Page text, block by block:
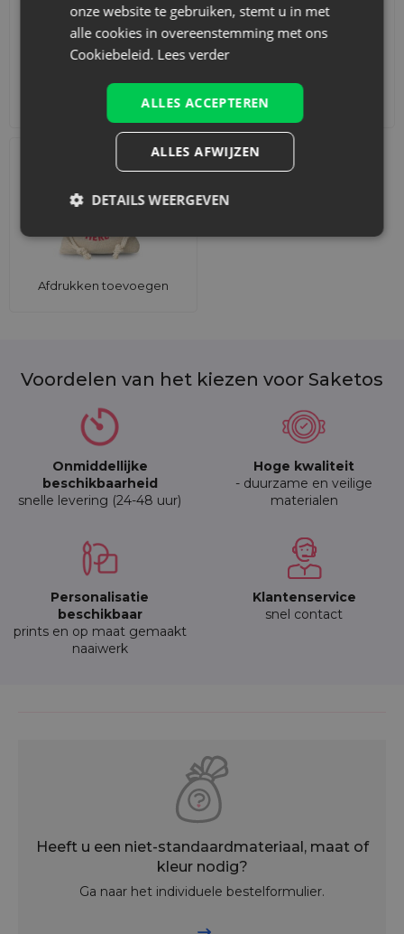
Accessoires en decoraties
Afdrukken toevoegen
Voordelen van het kiezen voor Saketos
Onmiddellijke
beschikbaarheid
snelle levering (24-48 uur)
Hoge kwaliteit
- duurzame en veilige
materialen
Personalisatie
beschikbaar
prints en op maat gemaakt
naaiwerk
Klantenservice
snel contact
Heeft u een niet-standaardmateriaal, maat of
kleur nodig?
Ga naar het individuele bestelformulier.
onze website te gebruiken, stemt u in met
alle cookies in overeenstemming met ons
Cookiebeleid. Lees verder
ALLES ACCEPTEREN
ALLES AFWIJZEN
DETAILS WEERGEVEN